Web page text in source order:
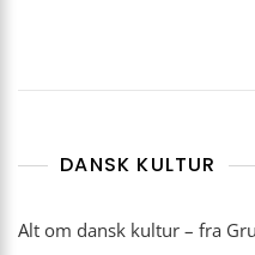
DANSK KULTUR
Alt om dansk kultur – fra